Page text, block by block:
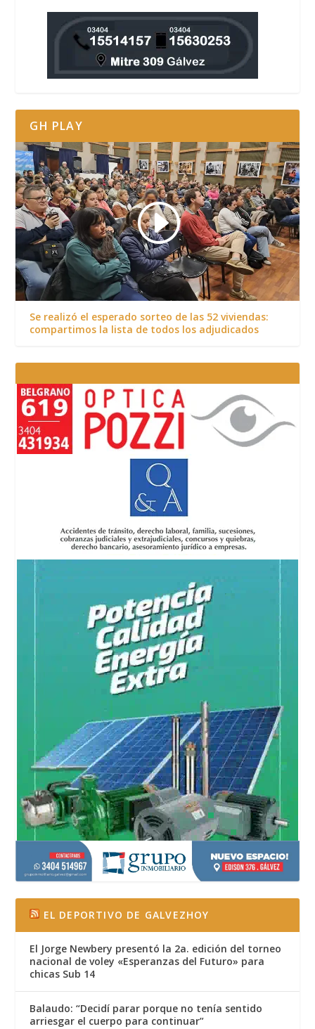
GH PLAY
Se realizó el esperado sorteo de las 52 viviendas:
compartimos la lista de todos los adjudicados
EL DEPORTIVO DE GALVEZHOY
El Jorge Newbery presentó la 2a. edición del torneo
nacional de voley «Esperanzas del Futuro» para
chicas Sub 14
Balaudo: “Decidí parar porque no tenía sentido
arriesgar el cuerpo para continuar”